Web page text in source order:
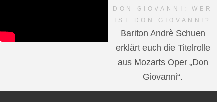
DON GIOVANNI: WER
IST DON GIOVANNI?
Bariton Andrè Schuen
erklärt euch die Titelrolle
aus Mozarts Oper „Don
Giovanni“.